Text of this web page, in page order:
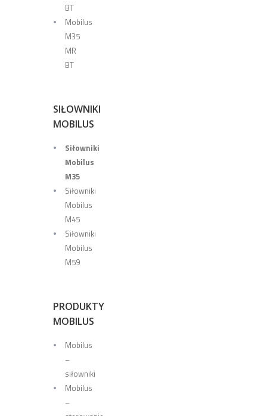
BT
Mobilus
M35
MR
BT
SIŁOWNIKI
MOBILUS
Siłowniki
Mobilus
M35
Siłowniki
Mobilus
M45
Siłowniki
Mobilus
M59
PRODUKTY
MOBILUS
Mobilus
–
siłowniki
Mobilus
–